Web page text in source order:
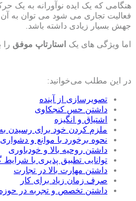
هنگامی که یک ایده نوآورانه به یک
فعالیت تجاری می شود می توان به آن
جهش بسیار زیادی داشته باشد.
اما ویژگی های یک استارتاپ موفق را
در این مطلب می‌خوانید:
تصویرسازی از آینده
داشتن حس کنجکاوی
اشتیاق و انگیزه
ملزم کردن خود برای رسیدن
نحوه برخورد با موانع و دشواری
داشتن روحیه بالا و خودباوری
توانایی تطبیق پذیری با شرایط
داشتن مهارت بالا در تجارت
صرف زمان زیاد برای کار
داشتن تخصص و تجربه در حوزه